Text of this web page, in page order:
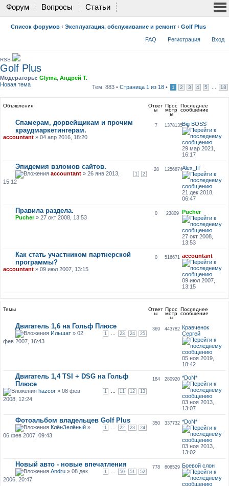
Форум Вопросы Статьи
Список форумов ‹ Эксплуатация, обслуживание и ремонт ‹ Golf Plus
FAQ Регистрация Вход
RSS
Golf Plus
Модераторы: Glyma Андрей Т.
Новая тема
Тем: 883 • Страница 1 из 18 • 1 2 3 4 5 18
Объявления Ответ
ы
Прос
мотр
ы
Последнее
сообщение
Спамерам, дорвейщикам и прочим
краудмаркетингерам.
accountant» 04 апр 2016, 18:20
7 1378135Big BOSS
29 мар 2021,
16:17
Эпидемия взломов сайтов.
1 2
accountant» 26 янв 2013,
15:12
28 1256874Alex_IT
21 дек 2018,
06:47
Правила раздела.
Pucher» 27 окт 2008, 13:53
0 23809 Pucher
27 окт 2008,
13:53
Как стать участником партнерской
программы?
accountant» 09 июл 2007, 13:15
0 516671 accountant
09 июл 2007,
13:15
Темы Ответ
ы
Прос
мотр
ы
Последнее
сообщение
Двигатель 1,6 на Гольф Плюсе
1 23 24 25
Ильшат» 02
фев 2007, 16:43
369 443782 Кравченок
Сергей
05 ноя 2019,
18:42
Двигатель 1,4 TSI + DSG на Гольф
Плюсе
1 11 12 13
hazcor» 08 фев
2008, 12:24
184 280920 *DoN*
03 ноя 2013,
13:07
Фотоальбом владельцев Golf Plus
1 22 23 24
КлёнЗелёный»
06 фев 2007, 09:43
350 337732 *DoN*
03 ноя 2013,
13:02
Новый авто - новые впечатления
1 50 51 52
Andru» 08 дек
2006, 20:47
778 606529 Боевой слон